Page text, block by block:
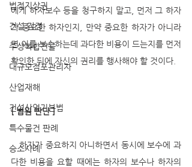
법정지상권
건설 감정
주상복합건물
대규모점포관리자
산업재해
건설산업기본법
특수물건 판례
승소사례
에게 하자보수 등을 청구하지 말고, 먼저 그 하자
가 중요한 하자인지, 만약 중요한 하자가 아니라
면 이를 보수하는데 과다한 비용이 드는지를 먼저
확인한 뒤에 자신의 권리를 행사해야 할 것이다.
[ 법원 판단 ]
   하자가 중요하지 아니하면서 동시에 보수에 과
다한 비용을 요할 때에는 하자의 보수나 하자의